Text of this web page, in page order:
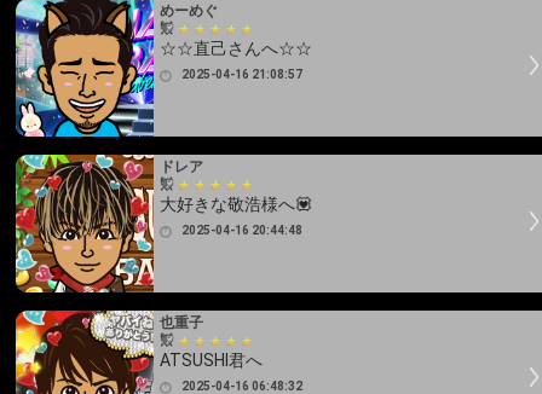
めーめぐ
☆☆直己さんへ☆☆
2025-04-16 21:08:57
ドレア
大好きな敬浩様へ💟
2025-04-16 20:44:48
也重子
ATSUSHI君へ
2025-04-16 06:48:32